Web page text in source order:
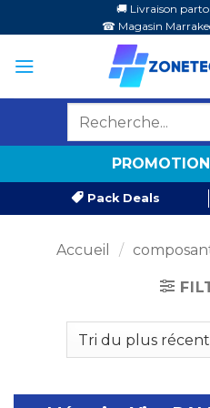
au
contenu
🚚 Livraison
☎ Magasin
Pack Deals
Accueil /